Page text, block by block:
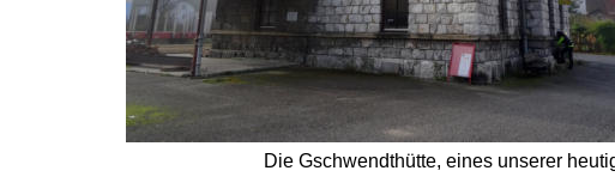
Die Gschwendthütte, eines unserer